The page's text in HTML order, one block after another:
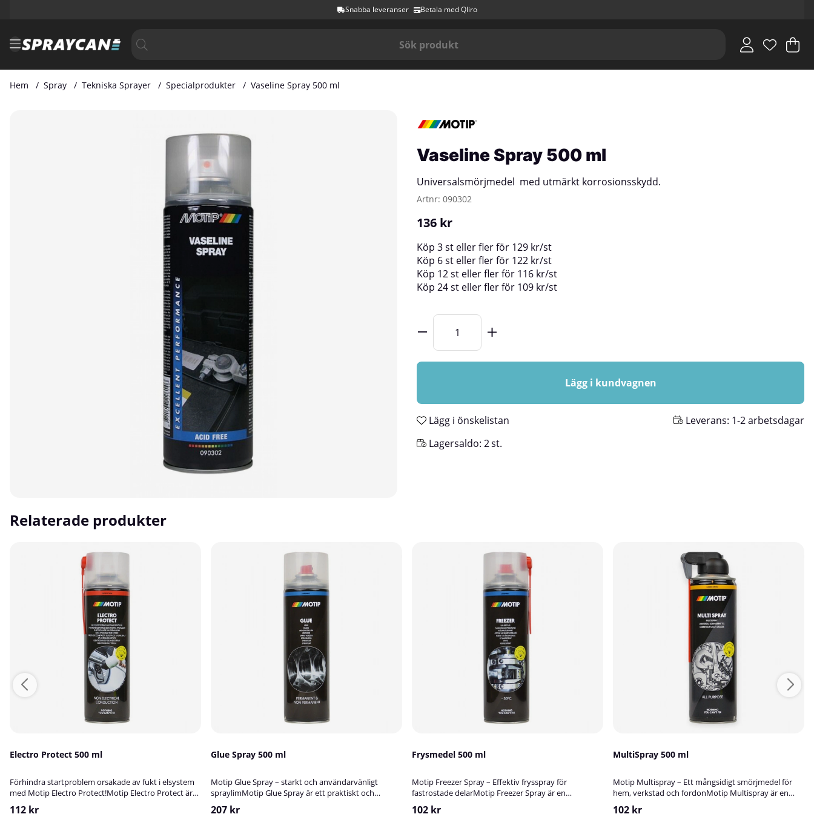
Snabba leveranser Betala med Qliro
.
Hem Spray Tekniska Sprayer Specialprodukter Vaseline Spray 500 ml
Vaseline Spray 500 ml
Universalsmörjmedel med utmärkt korrosionsskydd.
Artnr: 090302
136 kr
Köp 3 st eller fler för 129 kr/st
Köp 6 st eller fler för 122 kr/st
Köp 12 st eller fler för 116 kr/st
Köp 24 st eller fler för 109 kr/st
Lägg i kundvagnen
Lägg i önskelistan Leverans: 1-2 arbetsdagar
Lagersaldo: 2st.
Relaterade produkter
Electro Protect 500 ml
Förhindra startproblem orsakade av fukt i elsystem
med Motip Electro Protect!Motip Electro Protect är
ett vatten- och fuktavvisande skydd för elektriska
112 kr
Glue Spray 500 ml
Motip Glue Spray – starkt och användarvänligt
spraylimMotip Glue Spray är ett praktiskt och
mångsidigt spraylim som kan användas både för
207 kr
Frysmedel 500 ml
Motip Freezer Spray – Effektiv frysspray för
fastrostade delarMotip Freezer Spray är en
högpresterande frysspray som snabbt kyler ner
102 kr
MultiSpray 500 ml
Motip Multispray – Ett mångsidigt smörjmedel för
hem, verkstad och fordonMotip Multispray är en
effektiv universalolja med smörjande, rengörande
102 kr